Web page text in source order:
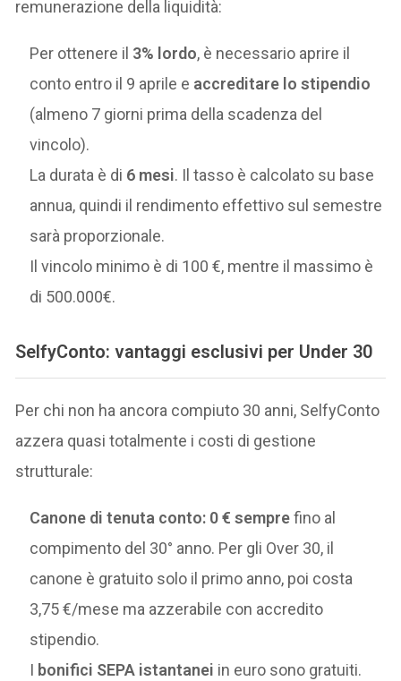
remunerazione della liquidità:
Per ottenere il 3% lordo, è necessario aprire il
conto entro il 9 aprile e accreditare lo stipendio
(almeno 7 giorni prima della scadenza del
vincolo).
La durata è di 6 mesi. Il tasso è calcolato su base
annua, quindi il rendimento effettivo sul semestre
sarà proporzionale.
Il vincolo minimo è di 100 €, mentre il massimo è
di 500.000€.
SelfyConto: vantaggi esclusivi per Under 30
Per chi non ha ancora compiuto 30 anni, SelfyConto
azzera quasi totalmente i costi di gestione
strutturale:
Canone di tenuta conto: 0 € semprefino al
compimento del 30° anno. Per gli Over 30, il
canone è gratuito solo il primo anno, poi costa
3,75 €/mese ma azzerabile con accredito
stipendio.
I bonifici SEPA istantanei in euro sono gratuiti.